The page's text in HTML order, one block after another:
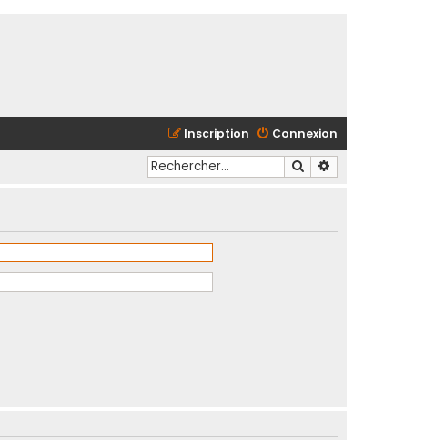
Connexion
Inscription
Rechercher